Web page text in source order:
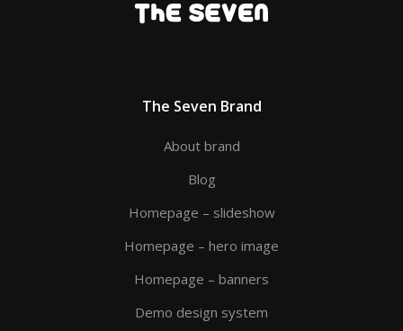
The Seven Brand
About brand
Blog
Homepage – slideshow
Homepage – hero image
Homepage – banners
Demo design system